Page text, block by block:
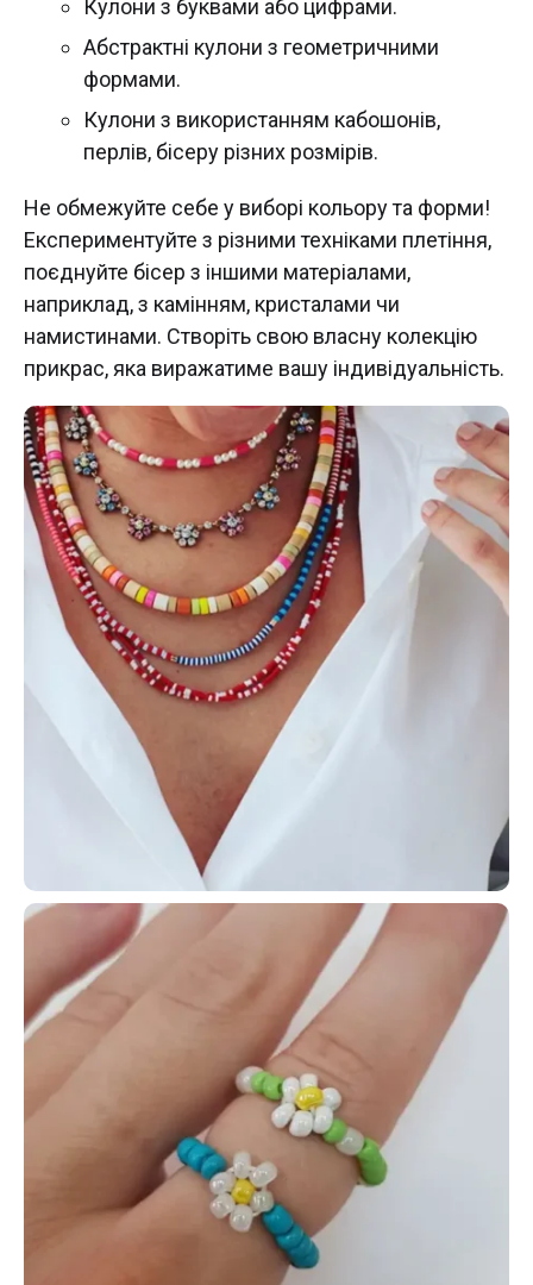
Кулони з буквами або цифрами.
Абстрактні кулони з геометричними
формами.
Кулони з використанням кабошонів,
перлів, бісеру різних розмірів.
Не обмежуйте себе у виборі кольору та форми!
Експериментуйте з різними техніками плетіння,
поєднуйте бісер з іншими матеріалами,
наприклад, з камінням, кристалами чи
намистинами. Створіть свою власну колекцію
прикрас, яка виражатиме вашу індивідуальність.